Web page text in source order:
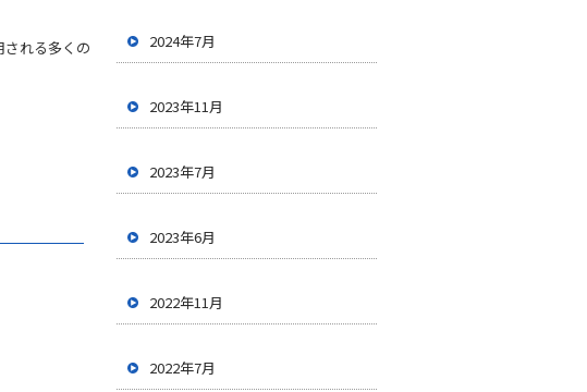
れる多くの
2024年7月
2023年11月
2023年7月
2023年6月
2022年11月
2022年7月